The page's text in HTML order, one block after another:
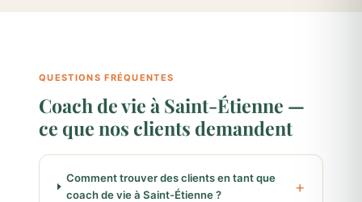
QUESTIONS FRÉQUENTES
Coach de vie à Saint-Étienne —
ce que nos clients demandent
Comment trouver des clients en tant que
coach de vie à Saint-Étienne ?